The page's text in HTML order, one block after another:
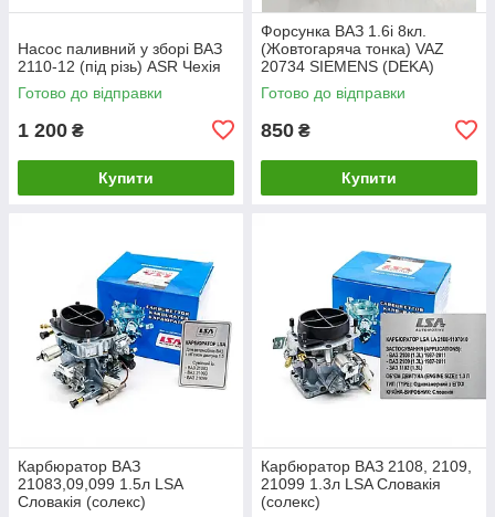
Насос паливний у зборі ВАЗ
2110-12 (під різь) ASR Чехія
Готово до відправки
1 200 ₴
Купити
Форсунка ВАЗ 1.6i 8кл.
(Жовтогаряча тонка) VAZ
20734 SIEMENS (DEKA)
Готово до відправки
850 ₴
Купити
Карбюратор ВАЗ
21083,09,099 1.5л LSA
Словакія (солекс)
Карбюратор ВАЗ 2108, 2109,
21099 1.3л LSA Словакія
(солекс)